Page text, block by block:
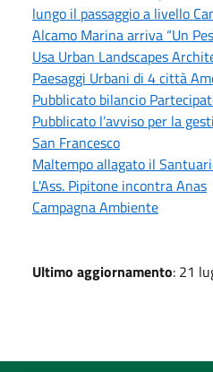
lungo il passaggio a livello
Alcamo Marina arriva “Un
Usa Urban Landscapes
Paesaggi Urbani di 4 città
Pubblicato bilancio
Pubblicato l’avviso per la
San Francesco
Maltempo allagato il
L'Ass. Pipitone incontra Anas
Campagna Ambiente
Ultimo aggiornamento: 21